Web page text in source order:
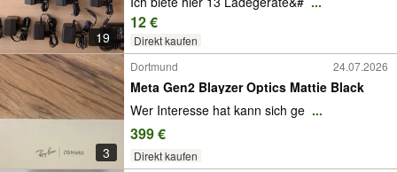
19
12 €
Direkt kaufen
3
Dortmund 24.07.2026
Meta Gen2 Blayzer Optics Mattie Black
Wer Interesse hat kann sich ge ...
399 €
Direkt kaufen